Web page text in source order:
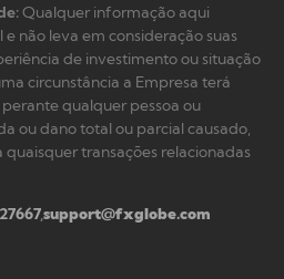
:Qualquer informação aqui
não leva em consideração suas
de investimento ou situação
circunstância a Empresa terá
qualquer pessoa ou
ou dano total ou parcial causado,
transações relacionadas
,support@fxglobe.com